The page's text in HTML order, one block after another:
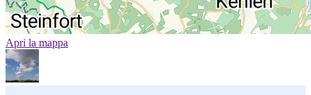
Apri la mappa